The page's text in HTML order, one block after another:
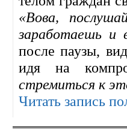
«Вова,
заработаешь и
после паузы,
идя на
стремиться к
Читать запись